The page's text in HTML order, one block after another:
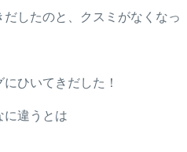
したのと、クスミがなくなっ
ひいてきだした！
に違うとは